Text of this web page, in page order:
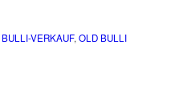
BULLI-VERKAUF,OLD BULLI